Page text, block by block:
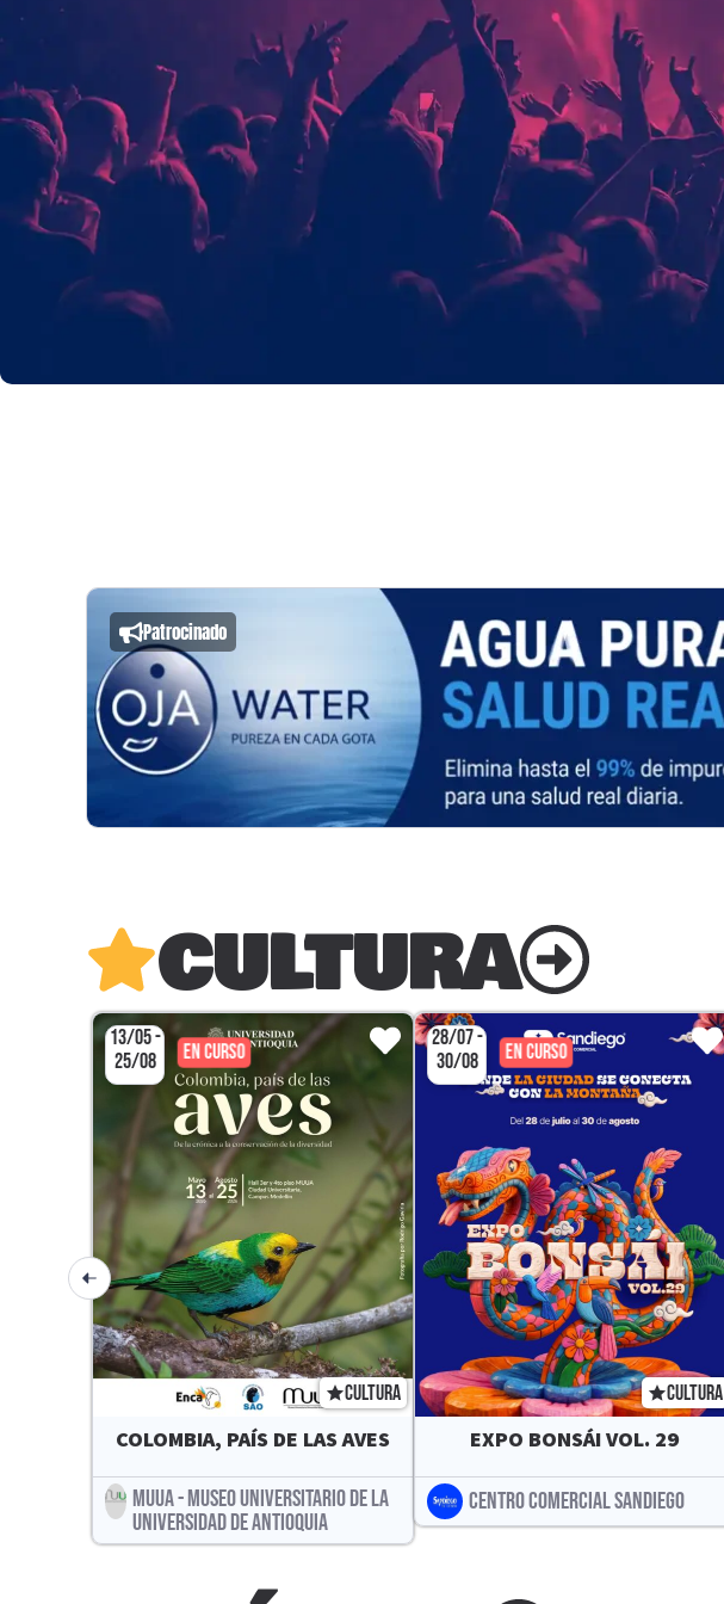
Patrocinado
CULTURA
COLOMBIA, PAÍS DE LAS AVES
MUUA - MUSEO UNIVERSITARIO DE LA
UNIVERSIDAD DE ANTIOQUIA
13/05 -
25/08
EN CURSO
CULTURA
EXPO BONSÁI VOL. 29
CENTRO COMERCIAL SANDIEGO
28/07 -
30/08
EN CURSO
CULTURA